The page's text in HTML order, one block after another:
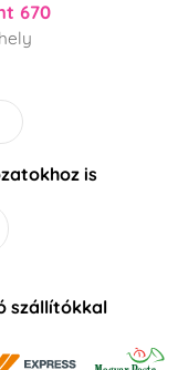
670
is
szállítókkal